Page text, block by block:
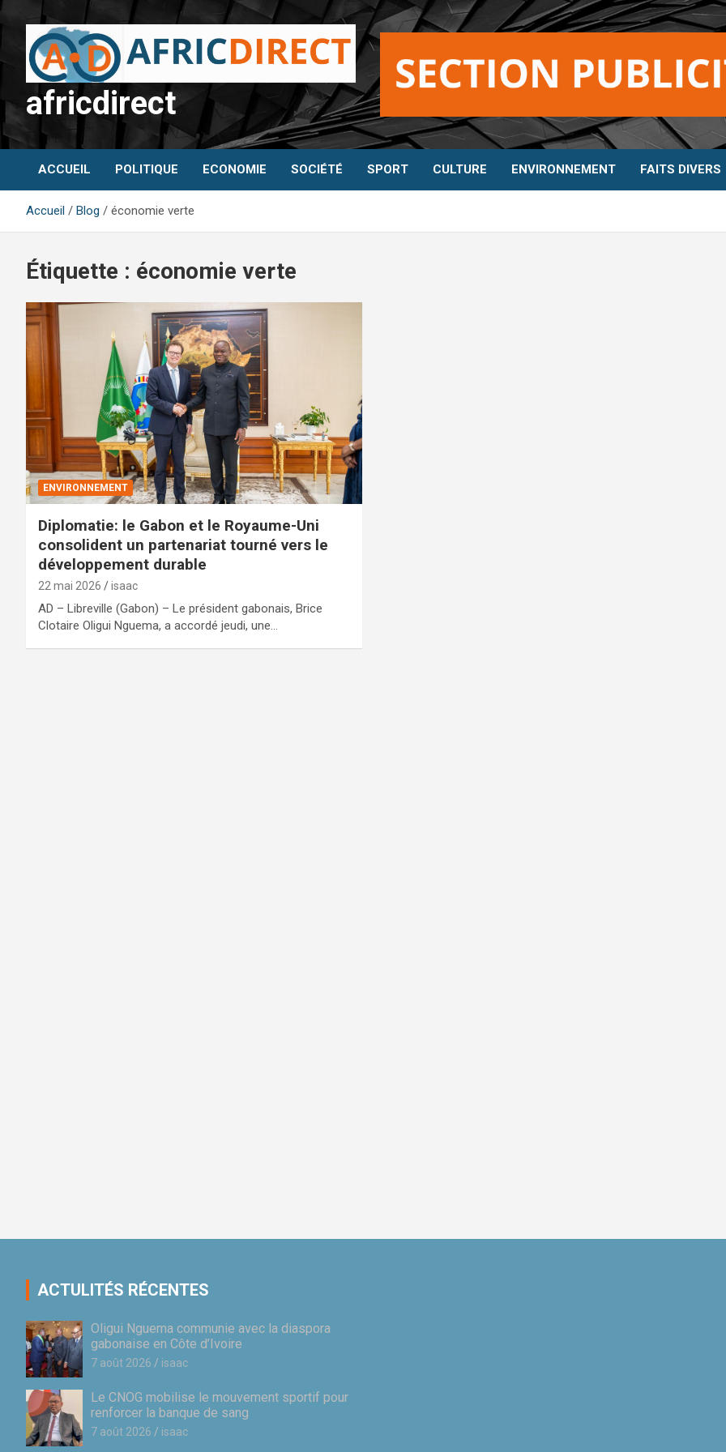
Aller
contenu
africdirect
ACCUEIL POLITIQUE ECONOMIE SOCIÉTÉ SPORT CULTURE ENVIRONNEMENT FAITS DIVERS
Accueil Blog économie verte
Étiquette : économie verte
ENVIRONNEMENT
Diplomatie: le Gabon et le Royaume-Uni
consolident un partenariat tourné vers le
développement durable
22 mai 2026 isaac
AD – Libreville (Gabon) – Le président gabonais, Brice
Clotaire Oligui Nguema, a accordé jeudi, une…
ACTULITÉS RÉCENTES
Oligui Nguema communie avec la diaspora
gabonaise en Côte d’Ivoire
7 août 2026 isaac
Le CNOG mobilise le mouvement sportif pour
renforcer la banque de sang
7 août 2026 isaac